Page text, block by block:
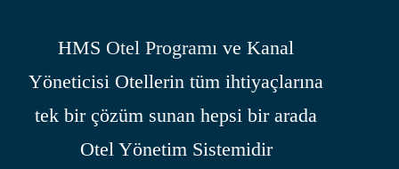
HMS Otel Programı ve Kanal
Yöneticisi Otellerin tüm ihtiyaçlarına
tek bir çözüm sunan hepsi bir arada
Otel Yönetim Sistemidir